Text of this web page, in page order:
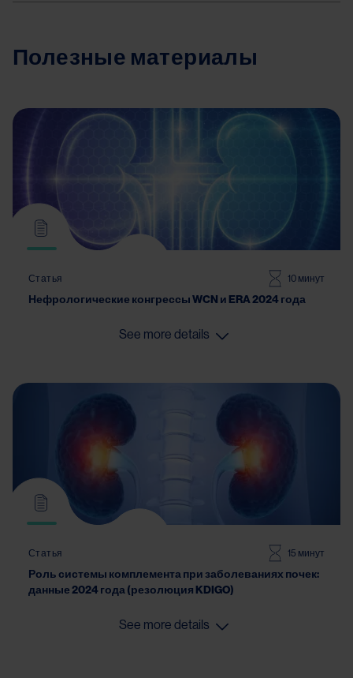
Полезные материалы
Статья 10 минут
Нефрологические конгрессы WCN и ERA 2024 года
See more details
Статья 15 минут
Роль системы комплемента при заболеваниях почек:
данные 2024 года (резолюция KDIGO)
See more details